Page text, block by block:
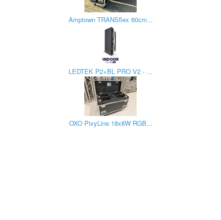
Amptown TRANSflex 60cm...
LEDTEK P2+BL PRO V2 - ...
OXO PixyLine 18x8W RGB...